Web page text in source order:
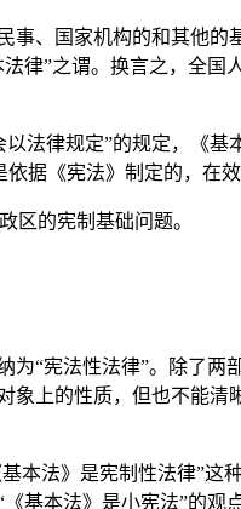
、国家机构的和其他的
律”之谓。换言之，全国
法律规定”的规定，《基
据《宪法》制定的，在效
的宪制基础问题。
“宪法性法律”。除了两
象上的性质，但也不能清
法》是宪制性法律”这
基本法》是小宪法”的观